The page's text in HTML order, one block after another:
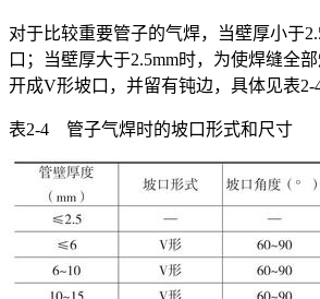
对于比较重要管子的气焊，当壁厚小于
口；当壁厚大于2.5mm时，为使焊缝全
开成V形坡口，并留有钝边，具体见表2-4
表2-4 管子气焊时的坡口形式和尺寸